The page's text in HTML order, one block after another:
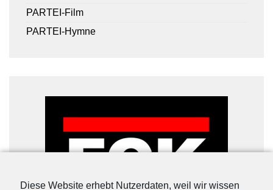
Diese Website erhebt Nutzerdaten, weil wir wissen
PARTEI-Film
PARTEI-Hymne